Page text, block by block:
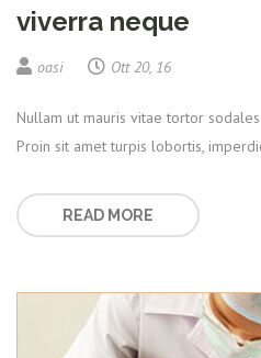
viverra neque
oasi Ott 20, 16
Nullam ut mauris vitae tortor
Proin sit amet turpis lobortis,
READ MORE